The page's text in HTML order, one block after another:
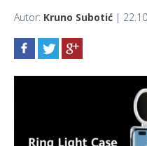
Autor: Kruno Subotić |